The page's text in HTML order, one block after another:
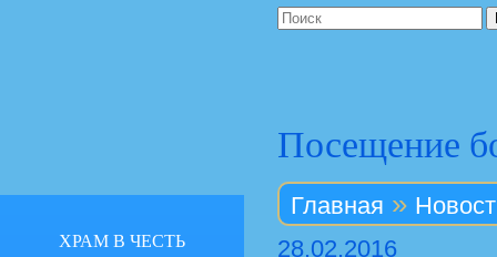
Посещение
Главная »
28.02.2016
ХРАМ В ЧЕСТЬ